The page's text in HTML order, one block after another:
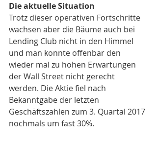
Die aktuelle Situation
Trotz dieser operativen Fortschritte
wachsen aber die Bäume auch bei
Lending Club nicht in den Himmel
und man konnte offenbar den
wieder mal zu hohen Erwartungen
der Wall Street nicht gerecht
werden. Die Aktie fiel nach
Bekanntgabe der letzten
Geschäftszahlen zum 3. Quartal 2017
nochmals um fast 30%.